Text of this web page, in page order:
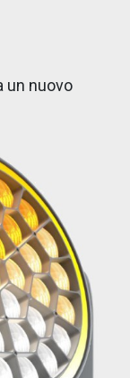
un nuovo